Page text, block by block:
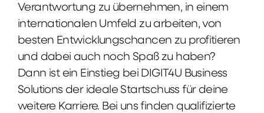
Verantwortung zu übernehmen, in einem
internationalen Umfeld zu arbeiten, von
besten Entwicklungschancen zu profitieren
und dabei auch noch Spaß zu haben?
Dann ist ein Einstieg bei DIGIT4U Business
Solutions der ideale Startschuss für deine
weitere Karriere. Bei uns finden qualifizierte